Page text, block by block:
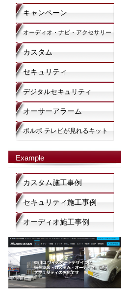
キャンペーン
オーディオ・ナビ・アクセサリー
カスタム
セキュリティ
デジタルセキュリティ
オーサーアラーム
ボルボ テレビが見れるキット
Example
カスタム施工事例
セキュリティ施工事例
オーディオ施工事例